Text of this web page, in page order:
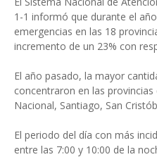
1-1 informó que durante el
emergencias en las 18
incremento de un 23% con
El año pasado, la mayor
concentraron en las
Nacional, Santiago, San
El periodo del día con más
entre las 7:00 y 10:00 de la